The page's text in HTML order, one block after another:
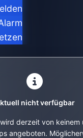
nicht verfügbar
derzeit von keinem
angeboten.